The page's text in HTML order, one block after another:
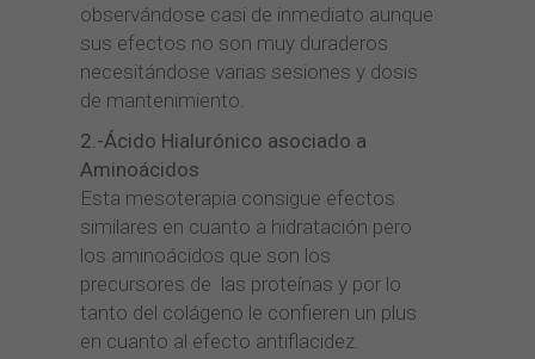
observándose casi de inmediato aunque
sus efectos no son muy duraderos
necesitándose varias sesiones y dosis
de mantenimiento.
2.-Ácido Hialurónico asociado a
Aminoácidos
Esta mesoterapia consigue efectos
similares en cuanto a hidratación pero
los aminoácidos que son los
precursores de las proteínas y por lo
tanto del colágeno le confieren un plus
en cuanto al efecto antiflacidez.